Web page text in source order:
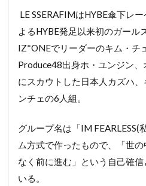
LE SSERAFIMはHYBE傘下レ
よるHYBE発足以来初のガール
IZ*ONEでリーダーのキム・チ
Produce48出身ホ・ユンジン
にスカウトした日本人カズハ
ンチェの6人組。
グループ名は「IM FEARLESS(
ム方式で作ったもので、「世
なく前に進む」という自己確
いる。